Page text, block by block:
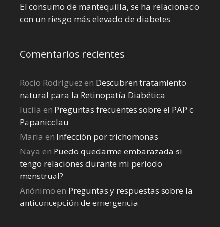
El consumo de mantequilla, se ha relacionado
con un riesgo más elevado de diabetes
Comentarios recientes
Rocio Rodríguez en Descubren tratamiento
natural para la Retinopatía Diabética
lucila en Preguntas frecuentes sobre el PAP o
Papanicolau
Maria en Infección por trichomonas
Naya en Puedo quedarme embarazada si
tengo relaciones durante mi perí­odo
menstrual?
Anónimo en Preguntas y respuestas sobre la
anticoncepción de emergencia